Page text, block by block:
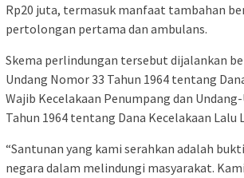
Rp20 juta, termasuk manfaat tambahan
pertolongan pertama dan ambulans.
Skema perlindungan tersebut dijalankan
Undang Nomor 33 Tahun 1964 tentang
Wajib Kecelakaan Penumpang dan
Tahun 1964 tentang Dana Kecelakaan Lalu
“Santunan yang kami serahkan adalah
negara dalam melindungi masyarakat.